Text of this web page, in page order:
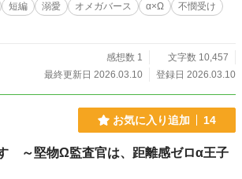
短編 溺愛 オメガバース α×Ω
不憫受け
感想数 1
文字数 10,457
最終更新日 2026.03.10
登録日 2026.03.10
お気に入り追加 14
～堅物Ω監査官は、距離感ゼロα王子